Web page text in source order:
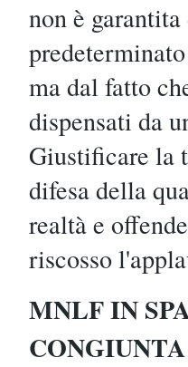
non è
ma dal fatto
dispensati da
Giustificare la
difesa della
realtà e
riscosso
MNLF IN